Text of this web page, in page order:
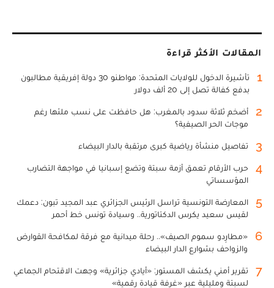
المقالات الأكثر قراءة
1
تأشيرة الدخول للولايات المتحدة: مواطنو 30 دولة إفريقية مطالبون
بدفع كفالة تصل إلى 20 ألف دولار
2
أضخم ثلاثة سدود بالمغرب: هل حافظت على نسب ملئها رغم
موجات الحر الصيفية؟
3 تفاصيل منشأة رياضية كبرى مرتقبة بالدار البيضاء
4
حرب الأرقام تعمق أزمة سبتة وتضع إسبانيا في مواجهة التضارب
المؤسساتي
5
المعارضة التونسية تراسل الرئيس الجزائري عبد المجيد تبون: دعمك
لقيس سعيد يكرس الدكتاتورية.. وسيادة تونس خط أحمر
6
«مطارِدو سموم الصيف».. رحلة ميدانية مع فرقة لمكافحة القوارض
والزواحف بشوارع الدار البيضاء
7
تقرير أمني يكشف المستور: «أيادي جزائرية» وجهت الاقتحام الجماعي
لسبتة ومليلية عبر «غرفة قيادة رقمية»